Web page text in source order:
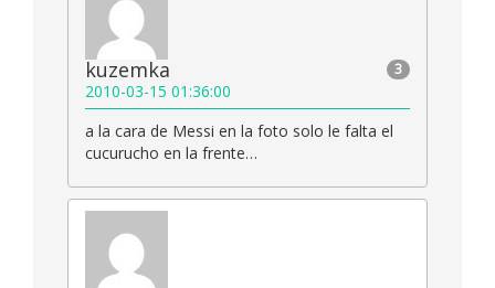
3
kuzemka
2010-03-15 01:36:00
a la cara de Messi en la foto solo le falta el
cucurucho en la frente…